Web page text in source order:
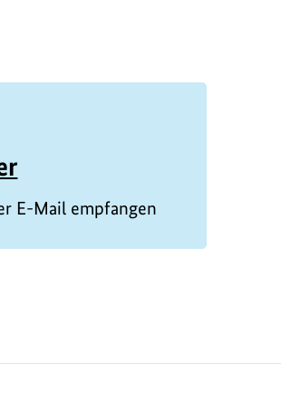
E-Mail empfangen